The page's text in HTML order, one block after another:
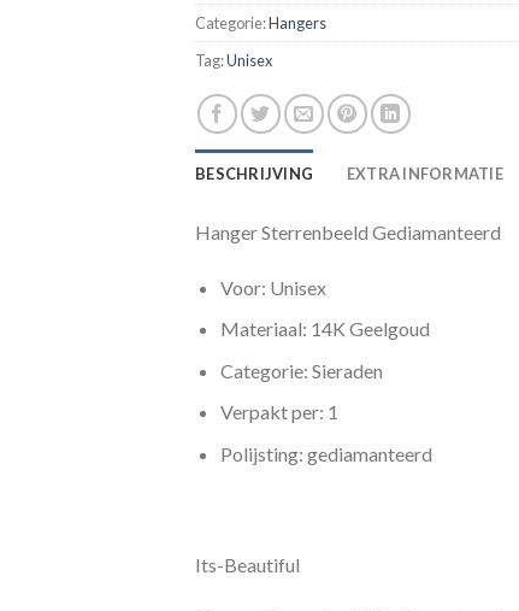
Categorie:Hangers
Tag:Unisex
BESCHRIJVING EXTRA INFORMATIE
Hanger Sterrenbeeld Gediamanteerd
Voor: Unisex
Materiaal: 14K Geelgoud
Categorie: Sieraden
Verpakt per: 1
Polijsting: gediamanteerd
Its-Beautiful